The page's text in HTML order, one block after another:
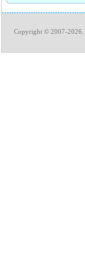
Copyright © 2007-2026.